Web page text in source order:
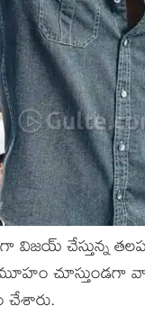
చేస్తున్న
చూస్తుండగా
చేశారు.